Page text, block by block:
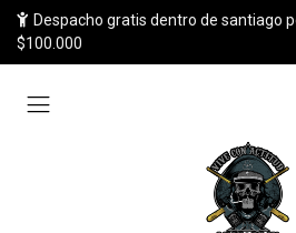
Despacho gratis dentro de santiago
$100.000